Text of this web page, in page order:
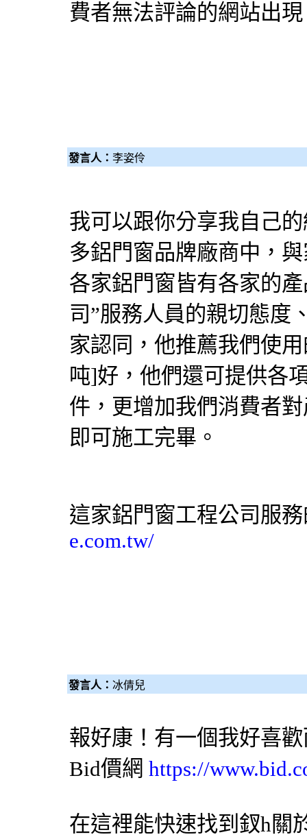
費者無法評論的網站出現
發言人： 李姿伶
我可以跟你分享我自己
多鋁門窗品牌廠商中，
各家鋁門窗皆有各家的
司”服務人員的親切態度
家認同，他推薦我們使
吨]好，他們還可提供各
件，更增加我們消費者
即可施工完畢。
這家鋁門窗工程公司服
e.com.tw/
發言人： 冰倩兒
報好康！有一個我好喜
Bid價網 https://
在這裡能快速找到釵h關